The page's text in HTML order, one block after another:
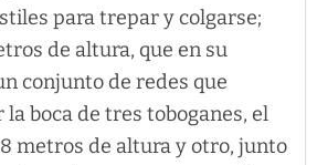
para trepar y colgarse;
de altura, que en su
conjunto de redes que
boca de tres toboganes, el
metros de altura y otro, junto